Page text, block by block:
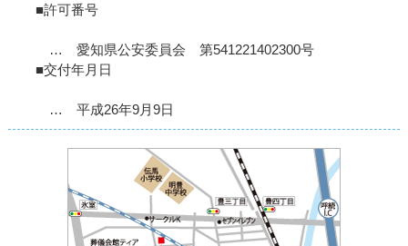
■許可番号
… 愛知県公安委員会 第541221402300号
■交付年月日
… 平成26年9月9日